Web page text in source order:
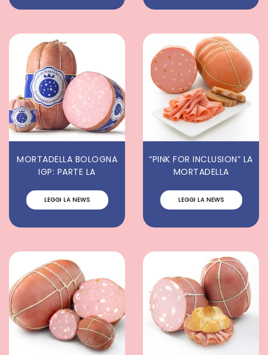
MORTADELLA BOLOGNA
IGP: PARTE LA
LEGGI LA NEWS
“PINK FOR INCLUSION” LA
MORTADELLA
LEGGI LA NEWS